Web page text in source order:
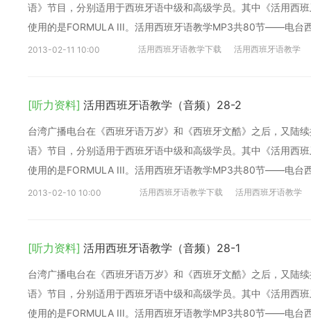
语》节目，分别适用于西班牙语中级和高级学员。其中《活用西
使用的是FORMULA III。活用西班牙语教学MP3共80节——电台
2013-02-11 10:00 活用西班牙语教学下载 活用西班牙语教学
[听力资料] 活用西班牙语教学（音频）28-2
台湾广播电台在《西班牙语万岁》和《西班牙文酷》之后，又陆
语》节目，分别适用于西班牙语中级和高级学员。其中《活用西
使用的是FORMULA III。活用西班牙语教学MP3共80节——电台
2013-02-10 10:00 活用西班牙语教学下载 活用西班牙语教学
[听力资料] 活用西班牙语教学（音频）28-1
台湾广播电台在《西班牙语万岁》和《西班牙文酷》之后，又陆
语》节目，分别适用于西班牙语中级和高级学员。其中《活用西
使用的是FORMULA III。活用西班牙语教学MP3共80节——电台